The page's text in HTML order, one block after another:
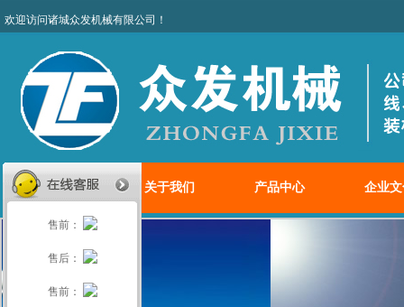
售前：
售后：
售前：
欢迎访问诸城众发机械有限
网站首页 关于我们 产品中心 企业